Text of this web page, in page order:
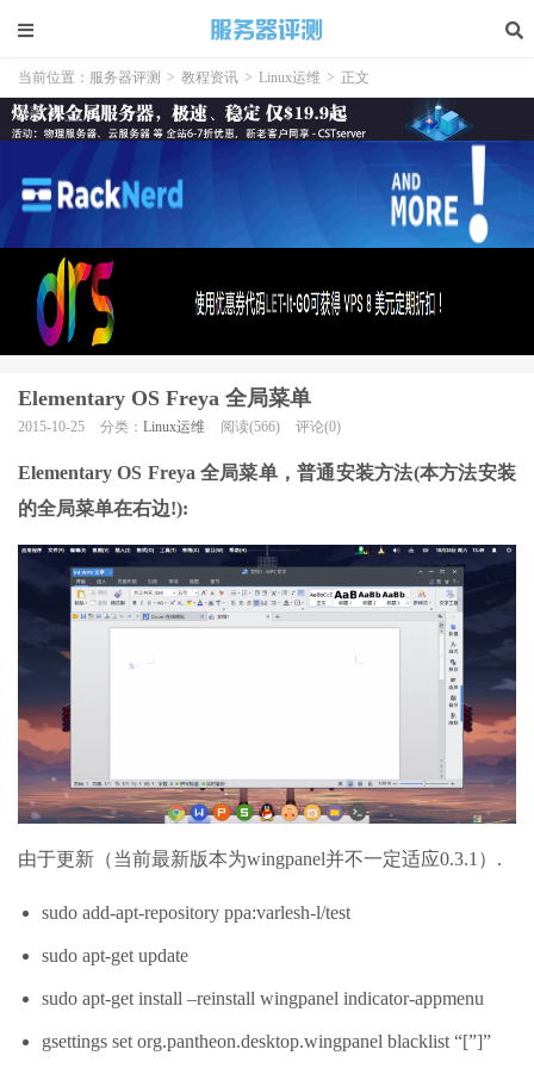
当前位置： 服务器评测 > 教程资讯 > Linux运维 > 正文
Elementary OS Freya 全局菜单
2015-10-25 分类： Linux运维 阅读(566) 评论(0)
Elementary OS Freya 全局菜单，普通安装方法(本方法安装
的全局菜单在右边!):
由于更新（当前最新版本为wingpanel并不一定适应0.3.1）.
sudo add-apt-repository ppa:varlesh-l/test
sudo apt-get update
sudo apt-get install –reinstall wingpanel indicator-appmenu
gsettings set org.pantheon.desktop.wingpanel blacklist “[”]”